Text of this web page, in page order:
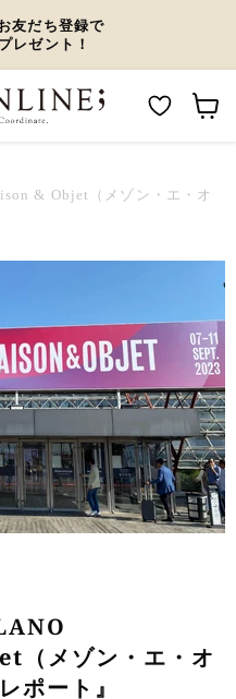
友だち登録で
レゼント！
W
i
s
t
ト
& Objet（メゾン・エ・オ
メゾン・エ・オ
ポート』